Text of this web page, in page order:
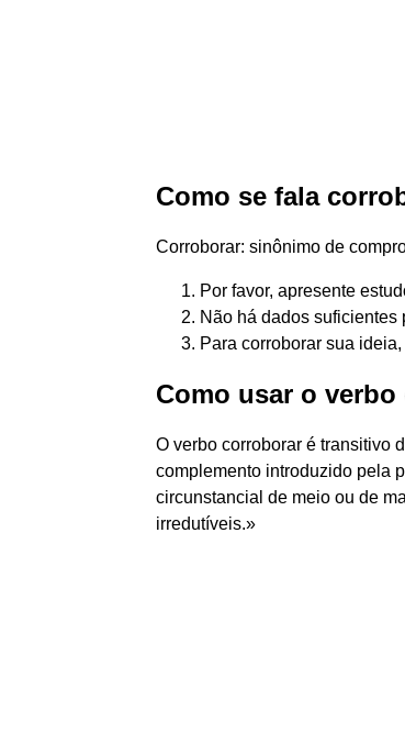
Como se fala
Corroborar: sinônimo de
Por favor, apresente
Não há dados suficientes
Para corroborar sua
Como usar o
O verbo corroborar é transitivo
complemento introduzido pela
circunstancial de meio ou de
irredutíveis.»